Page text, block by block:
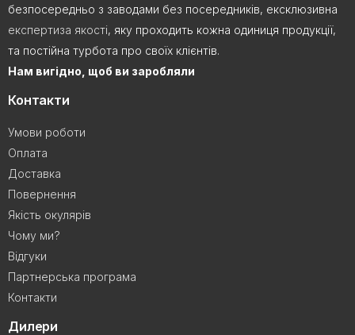
безпосередньо з заводами без посередників, ексклюзивна
експертиза якості, яку проходить кожна одиниця продукції,
та постійна турбота про своїх клієнтів.
Нам вигідно, щоб ви заробляли
Контакти
Умови роботи
Оплата
Доставка
Повернення
Якість окулярів
Чому ми?
Відгуки
Партнерська програма
Контакти
Дилери